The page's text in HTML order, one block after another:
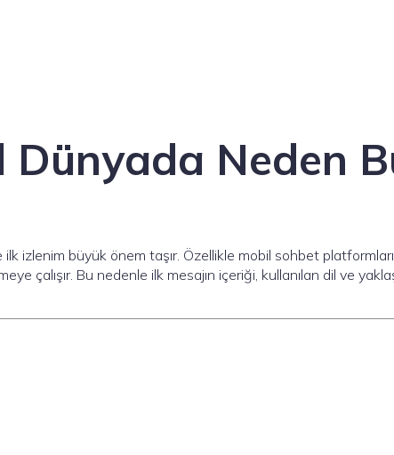
Neden
izlenim büyük önem taşır. Özellikle mobil sohbet
çalışır. Bu nedenle ilk mesajın içeriği, kullanılan dil ve